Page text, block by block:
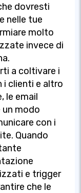
dovresti
nelle tue
molto
invece di
a coltivare i
i clienti e altro
le email
modo
con i
Quando
e trigger
che le